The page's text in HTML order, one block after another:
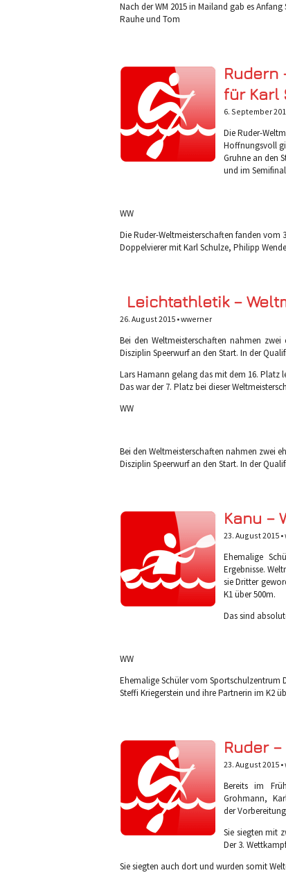
Nach der WM 2015 in Mailand gab es
Rauhe und Tom
Rudern
für Karl
6. September
Die Ruder-
Hoffnungsvoll
Gruhne an den
und im
WW
Die Ruder-Weltmeisterschaften fanden vom
Doppelvierer mit Karl Schulze, Philipp
Leichtathletik –
26. August 2015 •wwerner
Bei den Weltmeisterschaften nahmen
Disziplin Speerwurf an den Start. In der
Lars Hamann gelang das mit dem 16. Platz
Das war der 7. Platz bei dieser
WW
Bei den Weltmeisterschaften nahmen zwei
Disziplin Speerwurf an den Start. In der
Kanu –
23. August 2015 •
Ehemalige
Ergebnisse.
sie Dritter
K1 über 500m.
Das sind
WW
Ehemalige Schüler vom Sportschulzentrum
Steffi Kriegerstein und ihre Partnerin im K2
Ruder
23. August 2015 •
Bereits im
Grohmann,
der
Sie siegten mit
Der 3.
Sie siegten auch dort und wurden somit